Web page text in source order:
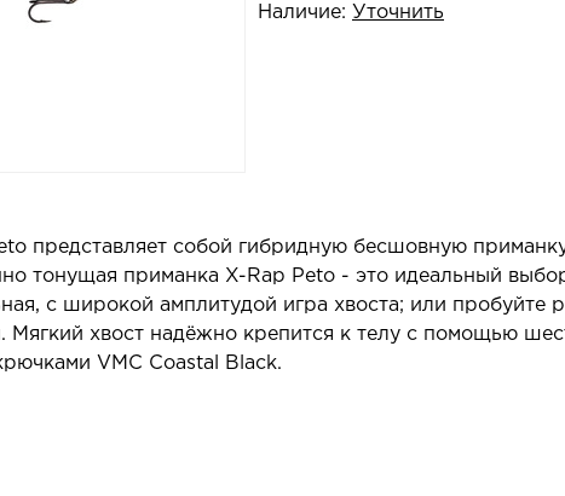
Наличие: Уточнить
представляет собой гибридную бесшовную
тонущая приманка X-Rap Peto - это идеальный
с широкой амплитудой игра хвоста; или
Мягкий хвост надёжно крепится к телу с помощью
VMC Coastal Black.